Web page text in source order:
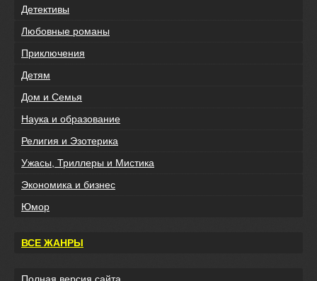
Детективы
Любовные романы
Приключения
Детям
Дом и Семья
Наука и образование
Религия и Эзотерика
Ужасы, Триллеры и Мистика
Экономика и бизнес
Юмор
ВСЕ ЖАНРЫ
Полная версия сайта